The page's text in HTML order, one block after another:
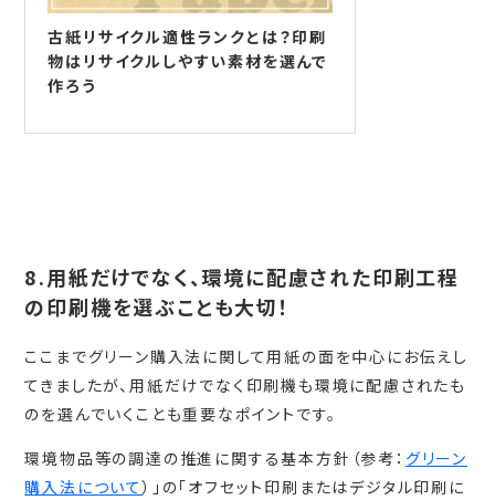
古紙リサイクル適性ランクとは？印刷
物はリサイクルしやすい素材を選んで
作ろう
8.用紙だけでなく、環境に配慮された印刷工程
の印刷機を選ぶことも大切！
ここまでグリーン購入法に関して用紙の面を中心にお伝えし
てきましたが、用紙だけでなく印刷機も環境に配慮されたも
のを選んでいくことも重要なポイントです。
環境物品等の調達の推進に関する基本方針（参考： グリーン
購入法について）」の「オフセット印刷またはデジタル印刷に